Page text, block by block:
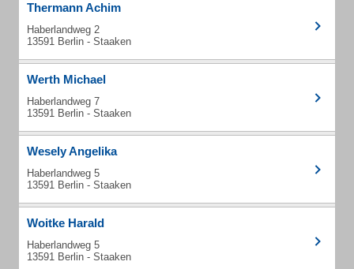
Thermann Achim
Haberlandweg 2
13591 Berlin - Staaken
Werth Michael
Haberlandweg 7
13591 Berlin - Staaken
Wesely Angelika
Haberlandweg 5
13591 Berlin - Staaken
Woitke Harald
Haberlandweg 5
13591 Berlin - Staaken